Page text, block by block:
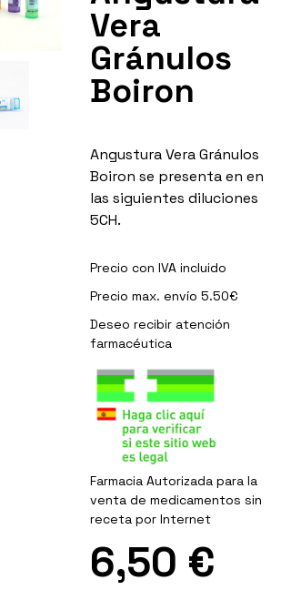
Vera
Gránulos
Boiron
Angustura Vera Gránulos
Boiron se presenta en en
las siguientes diluciones
5CH.
Precio con IVA incluido
Precio max. envío 5.50€
Deseo recibir atención
farmacéutica
Farmacia Autorizada para la
venta de medicamentos sin
receta por Internet
6,50 €